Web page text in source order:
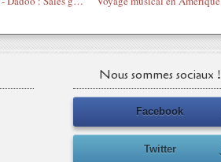
Nous sommes sociaux !
Facebook
Twitter